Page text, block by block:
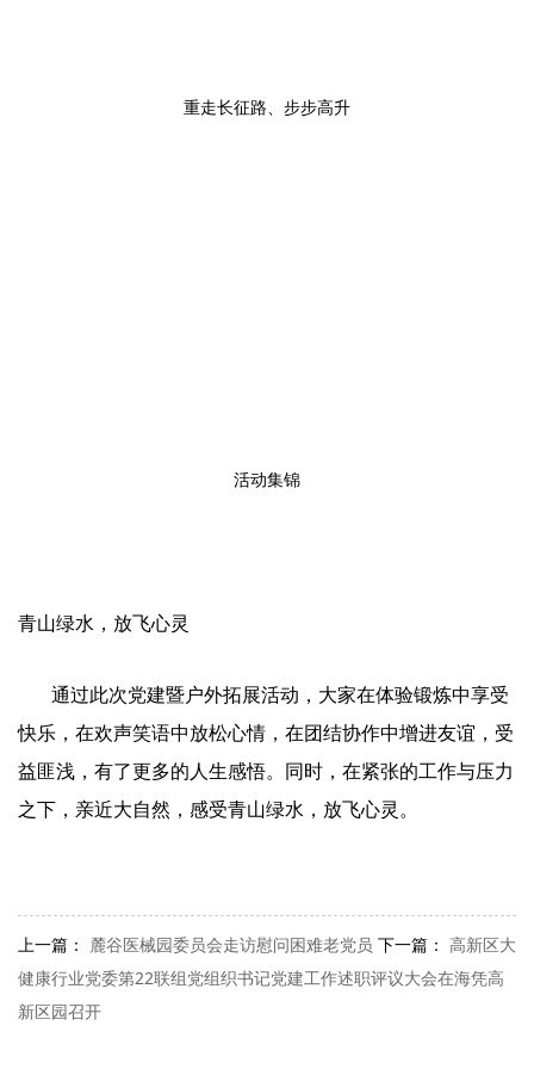
重走长征路、步步高升
活动集锦
青山绿水，放飞心灵
通过此次党建暨户外拓展活动，大家在体验锻炼中享受
快乐，在欢声笑语中放松心情，在团结协作中增进友谊，受
益匪浅，有了更多的人生感悟。同时，在紧张的工作与压力
之下，亲近大自然，感受青山绿水，放飞心灵。
上一篇： 麓谷医械园委员会走访慰问困难老党员 下一篇： 高新区大
健康行业党委第22联组党组织书记党建工作述职评议大会在海凭高
新区园召开